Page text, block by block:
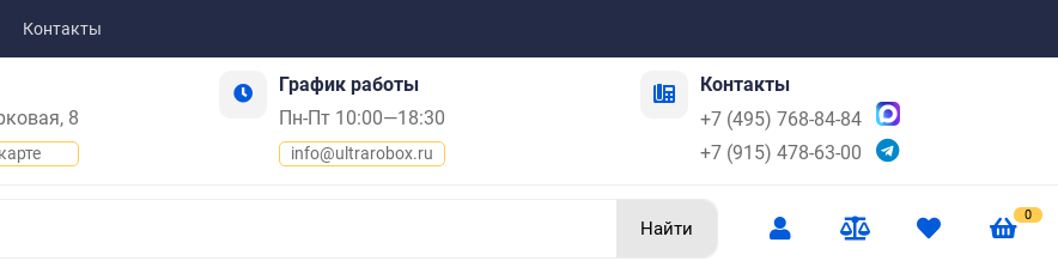
Контакты
8
График работы
Пн-Пт 10:00—18:30
info@ultrarobox.ru
Контакты
+7 (495) 768-84-84
+7 (915) 478-63-00
Найти
0